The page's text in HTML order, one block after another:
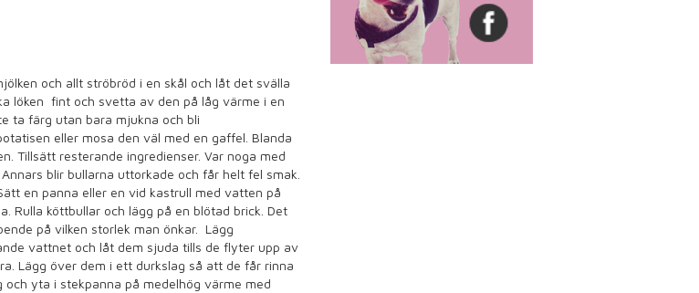
och allt ströbröd i en skål och låt det svälla
löken fint och svetta av den på låg värme i en
ta färg utan bara mjukna och bli
eller mosa den väl med en gaffel. Blanda
Tillsätt resterande ingredienser. Var noga med
blir bullarna uttorkade och får helt fel smak.
en panna eller en vid kastrull med vatten på
Rulla köttbullar och lägg på en blötad brick. Det
på vilken storlek man önkar.
Lägg
vattnet och låt dem sjuda tills de flyter upp av
Lägg över dem i ett durkslag så att de får rinna
och yta i stekpanna på medelhög värme med